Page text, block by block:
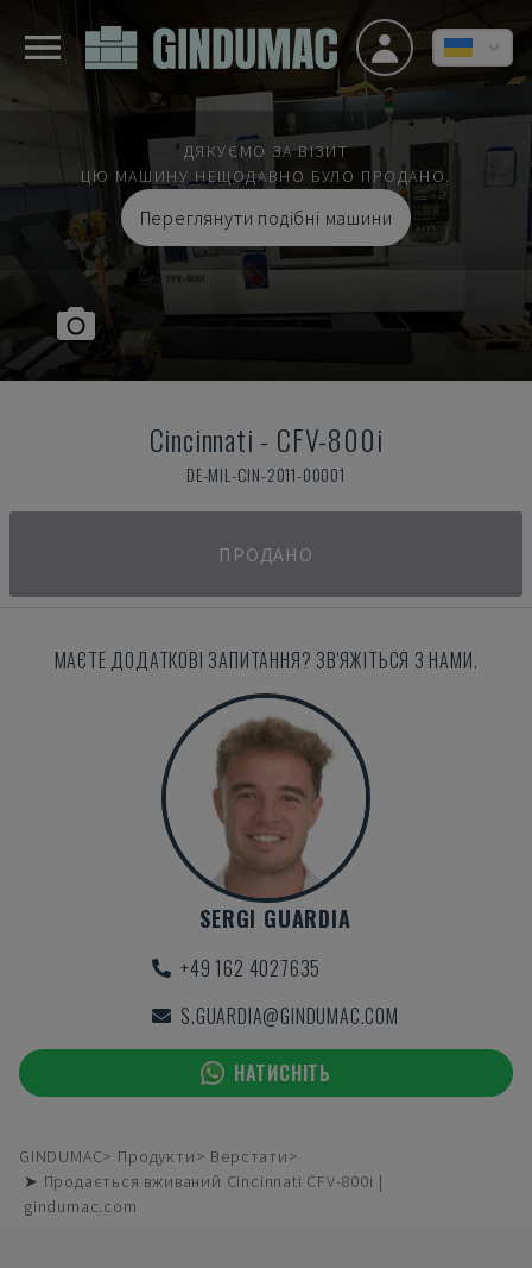
ДЯКУЄМО ЗА ВІЗИТ
ЦЮ МАШИНУ НЕЩОДАВНО БУЛО ПРОДАНО.
Переглянути подібні машини
Cincinnati - CFV-800i
DE-MIL-CIN-2011-00001
ПРОДАНО
МАЄТЕ ДОДАТКОВІ ЗАПИТАННЯ? ЗВ'ЯЖІТЬСЯ З НАМИ.
SERGI GUARDIA
+49 162 4027635
S.GUARDIA@GINDUMAC.COM
НАТИСНІТЬ
GINDUMAC Продукти
Верстати
➤ Продається вживаний Cincinnati CFV-800i |
gindumac.com